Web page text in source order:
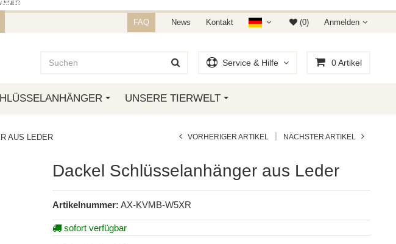
FAQ News Kontakt (0) Anmelden
Service & Hilfe 0Artikel
UNSERE TIERWELT
AUS LEDER VORHERIGER ARTIKEL | NÄCHSTER ARTIKEL
Dackel Schlüsselanhänger aus Leder
Artikelnummer: AX-KVMB-W5XR
sofort verfügbar